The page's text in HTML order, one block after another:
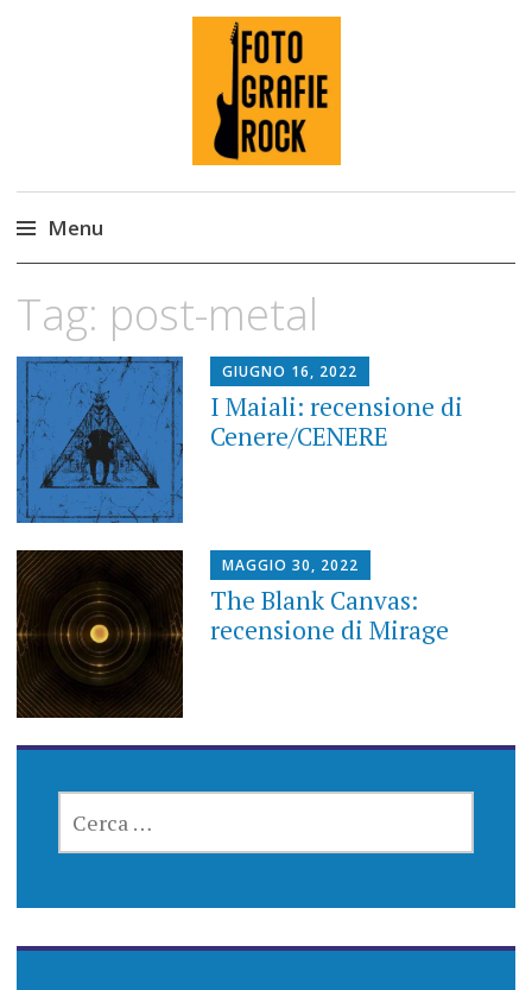
Fotografie ROCK
Menu
content
Tag: post-metal
GIUGNO 16, 2022
I Maiali: recensione di
Cenere/CENERE
MAGGIO 30, 2022
The Blank Canvas:
recensione di Mirage
PER: